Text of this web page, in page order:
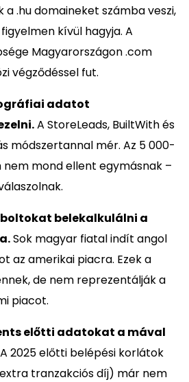
a .hu domaineket számba veszi,
kívül hagyja. A
Magyarországon .com
végződéssel fut.
adatot
A StoreLeads, BuiltWith és
módszertannal mér. Az 5 000-
nem mond ellent egymásnak –
belekalkulálni a
Sok magyar fiatal indít angol
az amerikai piacra. Ezek a
de nem reprezentálják a
piacot.
előtti adatokat a mával
A 2025 előtti belépési korlátok
tranzakciós díj) már nem